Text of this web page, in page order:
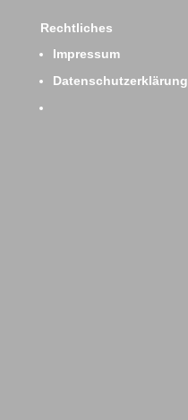
Rechtliches
Impressum
Datenschutzerklärung